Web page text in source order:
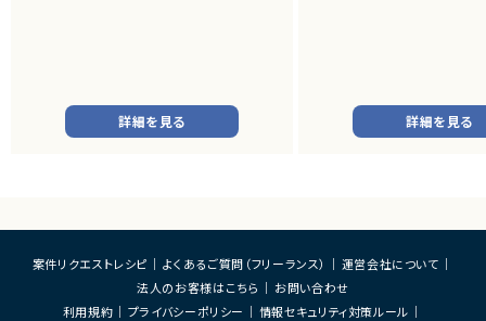
詳細を見る
・新規サービス開発プロジェ
・仮説立案、検証、優先順位
・KPI設計、ロードマップ策定
・エンジニア、デザイナー、CS
ィングとの連携推進
詳細を見る
案件リクエストレシピ よくあるご質問（フリーランス）
運営会社について
法人のお客様はこちら
お問い合わせ
利用規約
プライバシーポリシー
情報セキュリティ対策ルール